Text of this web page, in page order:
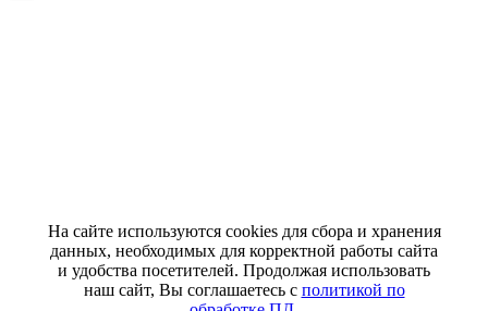
На сайте используются cookies для сбора и хранения
данных, необходимых для корректной работы сайта
и удобства посетителей. Продолжая использовать
наш сайт, Вы соглашаетесь с политикой по